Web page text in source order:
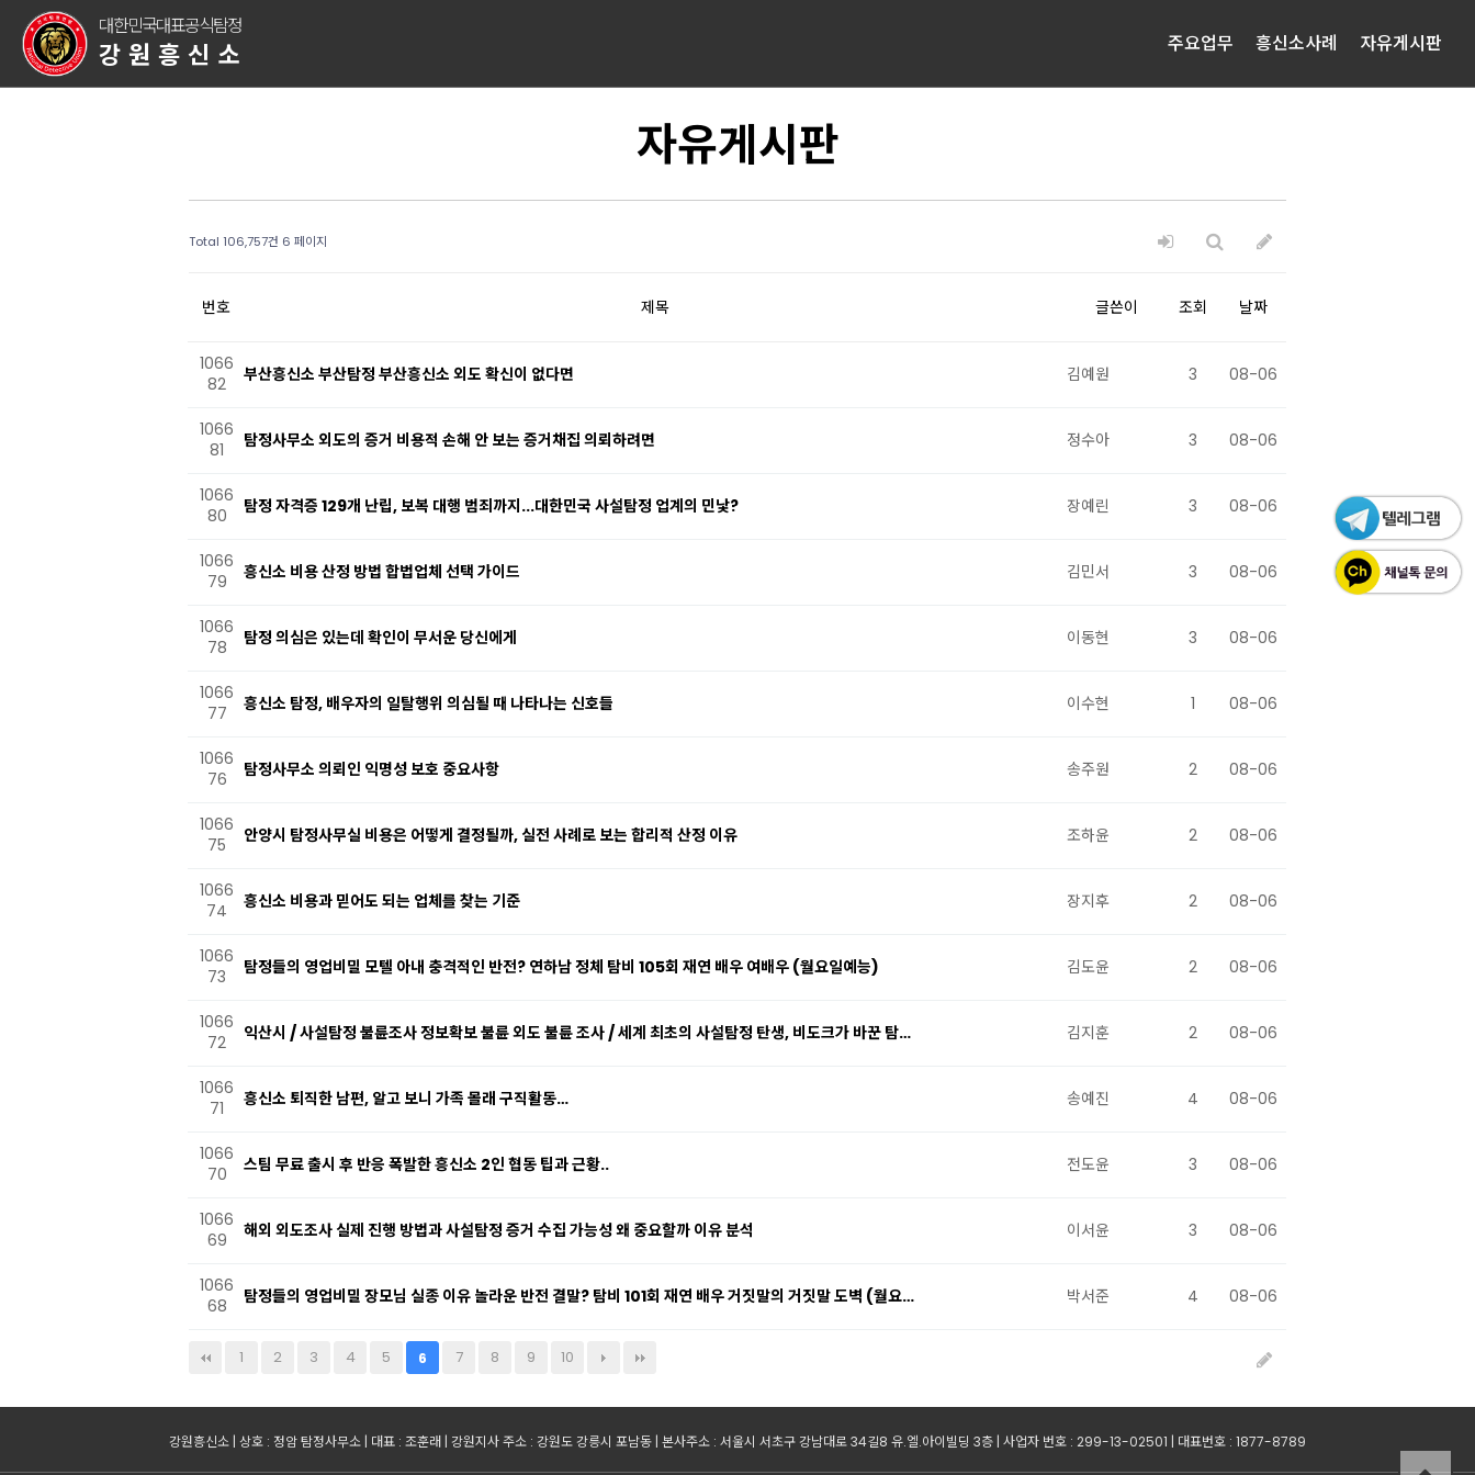
대한민국대표공식탐정
강원흥신소 주요업무 흥신소사례 자유게시판
자유게시판
Total 106,757건 6 페이지
번호 제목 글쓴이 조회 날짜
1066
82
부산흥신소 부산탐정 부산흥신소 외도 확신이 없다면 김예원 3 08-06
1066
81
탐정사무소 외도의 증거 비용적 손해 안 보는 증거채집 의뢰하려면 정수아 3 08-06
1066
80
탐정 자격증 129개 난립, 보복 대행 범죄까지...대한민국 사설탐정 업계의 민낯? 장예린 3 08-06
1066
79
흥신소 비용 산정 방법 합법업체 선택 가이드 김민서 3 08-06
1066
78
탐정 의심은 있는데 확인이 무서운 당신에게 이동현 3 08-06
1066
77
흥신소 탐정, 배우자의 일탈행위 의심될 때 나타나는 신호들 이수현 1 08-06
1066
76
탐정사무소 의뢰인 익명성 보호 중요사항 송주원 2 08-06
1066
75
안양시 탐정사무실 비용은 어떻게 결정될까, 실전 사례로 보는 합리적 산정 이유 조하윤 2 08-06
1066
74
흥신소 비용과 믿어도 되는 업체를 찾는 기준 장지후 2 08-06
1066
73
탐정들의 영업비밀 모텔 아내 충격적인 반전? 연하남 정체 탐비 105회 재연 배우 여배우 (월요일예능) 김도윤 2 08-06
1066
72
익산시 / 사설탐정 불륜조사 정보확보 불륜 외도 불륜 조사 / 세계 최초의 사설탐정 탄생, 비도크가 바꾼 탐… 김지훈 2 08-06
1066
71
흥신소 퇴직한 남편, 알고 보니 가족 몰래 구직활동… 송예진 4 08-06
1066
70
스팀 무료 출시 후 반응 폭발한 흥신소 2인 협동 팁과 근황.. 전도윤 3 08-06
1066
69
해외 외도조사 실제 진행 방법과 사설탐정 증거 수집 가능성 왜 중요할까 이유 분석 이서윤 3 08-06
1066
68
탐정들의 영업비밀 장모님 실종 이유 놀라운 반전 결말? 탐비 101회 재연 배우 거짓말의 거짓말 도벽 (월요… 박서준 4 08-06
1 2 3 4 5 6 7 8 9 10
강원흥신소 | 상호 : 정암 탐정사무소 | 대표 : 조훈래 | 강원지사 주소 : 강원도 강릉시 포남동 | 본사주소 : 서울시 서초구 강남대로 34길8 유.엘.아이빌딩 3층 | 사업자 번호 : 299-13-02501 | 대표번호 : 1877-8789